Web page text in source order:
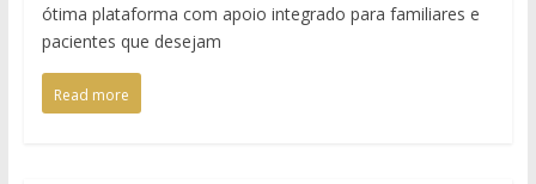
ótima plataforma com apoio integrado para familiares e
pacientes que desejam
Read more